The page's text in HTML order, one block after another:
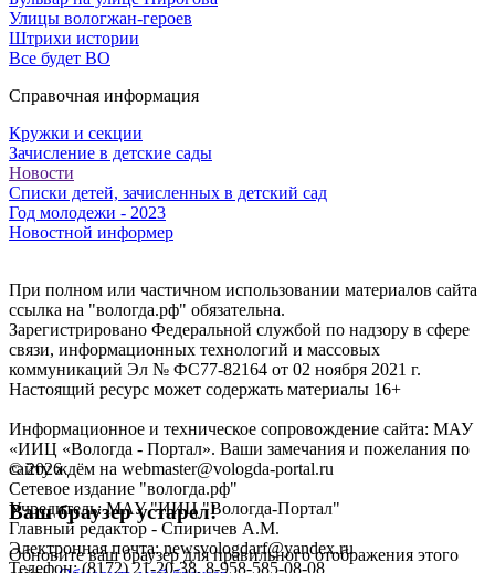
Улицы вологжан-героев
Штрихи истории
Все будет ВО
Справочная информация
Кружки и секции
Зачисление в детские сады
Новости
Списки детей, зачисленных в детский сад
Год молодежи - 2023
©2026
Сетевое издание "вологда.рф"
Учредитель: МАУ "ИИЦ "Вологда-Портал"
Главный редактор - Спиричев А.М.
Электронная почта: newsvologdarf@yandex.ru
Телефон: (8172) 21-20-38, 8-958-585-08-08
Новостной информер
При полном или частичном использовании материалов сайта
ссылка на "вологда.рф" обязательна.
Зарегистрировано Федеральной службой по надзору в сфере
связи, информационных технологий и массовых
коммуникаций Эл № ФС77-82164 от 02 ноября 2021 г.
Настоящий ресурс может содержать материалы 16+
Информационное и техническое сопровождение сайта: МАУ
«ИИЦ «Вологда - Портал». Ваши замечания и пожелания по
сайту ждём на webmaster@vologda-portal.ru
Ваш браузер устарел!
Обновите ваш браузер для правильного отображения этого